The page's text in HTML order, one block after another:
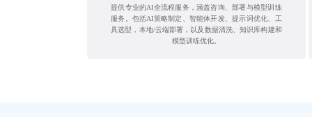
提供专业的AI全流程服务，涵盖咨询、部署与模型训练
服务。包括AI策略制定、智能体开发、提示词优化、工
具选型，本地/云端部署，以及数据清洗、知识库构建和
模型训练优化。